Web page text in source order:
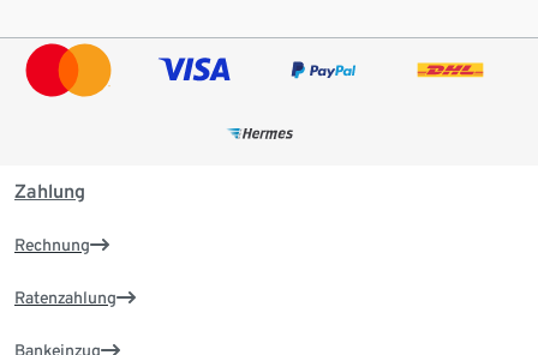
Zahlung
Rechnung
Ratenzahlung
Bankeinzug